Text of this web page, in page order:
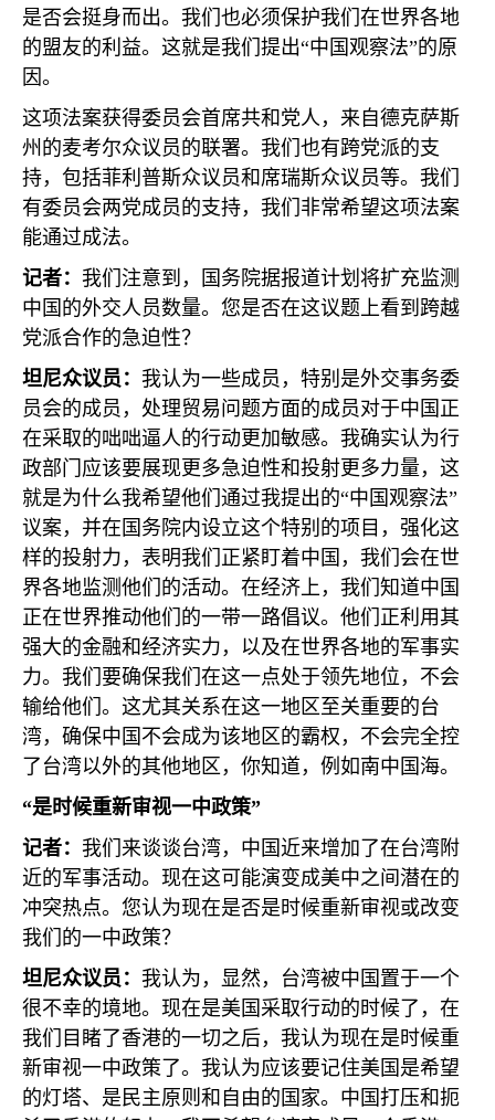
是否会挺身而出。我们也必须保护我们在世界各地
的盟友的利益。这就是我们提出“中国观察法”的原
因。
这项法案获得委员会首席共和党人，来自德克萨斯
州的麦考尔众议员的联署。我们也有跨党派的支
持，包括菲利普斯众议员和席瑞斯众议员等。我们
有委员会两党成员的支持，我们非常希望这项法案
能通过成法。
记者： 我们注意到，国务院据报道计划将扩充监测
中国的外交人员数量。您是否在这议题上看到跨越
党派合作的急迫性？
坦尼众议员： 我认为一些成员，特别是外交事务委
员会的成员，处理贸易问题方面的成员对于中国正
在采取的咄咄逼人的行动更加敏感。我确实认为行
政部门应该要展现更多急迫性和投射更多力量，这
就是为什么我希望他们通过我提出的“中国观察法”
议案，并在国务院内设立这个特别的项目，强化这
样的投射力，表明我们正紧盯着中国，我们会在世
界各地监测他们的活动。在经济上，我们知道中国
正在世界推动他们的一带一路倡议。他们正利用其
强大的金融和经济实力，以及在世界各地的军事实
力。我们要确保我们在这一点处于领先地位，不会
输给他们。这尤其关系在这一地区至关重要的台
湾，确保中国不会成为该地区的霸权，不会完全控
了台湾以外的其他地区，你知道，例如南中国海。
“是时候重新审视一中政策”
记者： 我们来谈谈台湾，中国近来增加了在台湾附
近的军事活动。现在这可能演变成美中之间潜在的
冲突热点。您认为现在是否是时候重新审视或改变
我们的一中政策？
坦尼众议员： 我认为，显然，台湾被中国置于一个
很不幸的境地。现在是美国采取行动的时候了，在
我们目睹了香港的一切之后，我认为现在是时候重
新审视一中政策了。我认为应该要记住美国是希望
的灯塔、是民主原则和自由的国家。中国打压和扼